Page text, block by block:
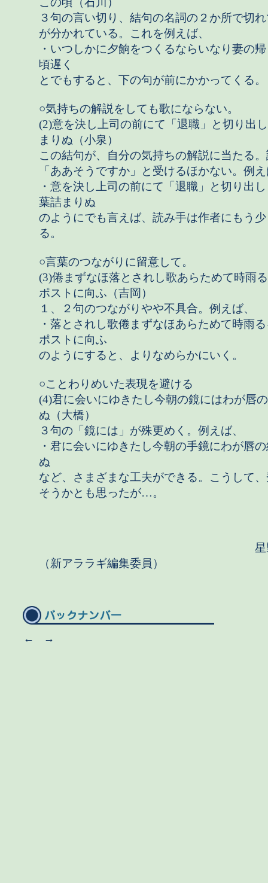
３句の言い切り、結句の名詞の２か所で切
が分かれている。これを例えば、
・いつしかに夕餉をつくるならいなり妻の
頃遅く
とでもすると、下の句が前にかかってくる。
○気持ちの解説をしても歌にならない。
(2)意を決し上司の前にて「退職」と切り出
まりぬ（小泉）
この結句が、自分の気持ちの解説に当たる
「ああそうですか」と受けるほかない。例
・意を決し上司の前にて「退職」と切り出
葉詰まりぬ
のようにでも言えば、読み手は作者にもう
る。
○言葉のつながりに留意して。
(3)倦まずなほ落とされし歌あらためて時雨
ポストに向ふ（吉岡）
１、２句のつながりやや不具合。例えば、
・落とされし歌倦まずなほあらためて時雨
ポストに向ふ
のようにすると、よりなめらかにいく。
○ことわりめいた表現を避ける
(4)君に会いにゆきたし今朝の鏡にはわが唇
ぬ（大橋）
３句の「鏡には」が殊更めく。例えば、
・君に会いにゆきたし今朝の手鏡にわが唇
ぬ
など、さまざまな工夫ができる。こうして
そうかとも思ったが…。
星野
（新アララギ編集委員）
← →